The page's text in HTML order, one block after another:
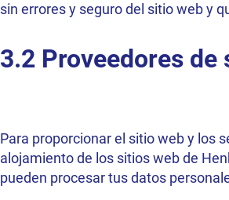
sin errores y seguro del sitio web y
3.2 Proveedores
Para proporcionar el sitio web y los
alojamiento de los sitios web de
pueden procesar tus datos